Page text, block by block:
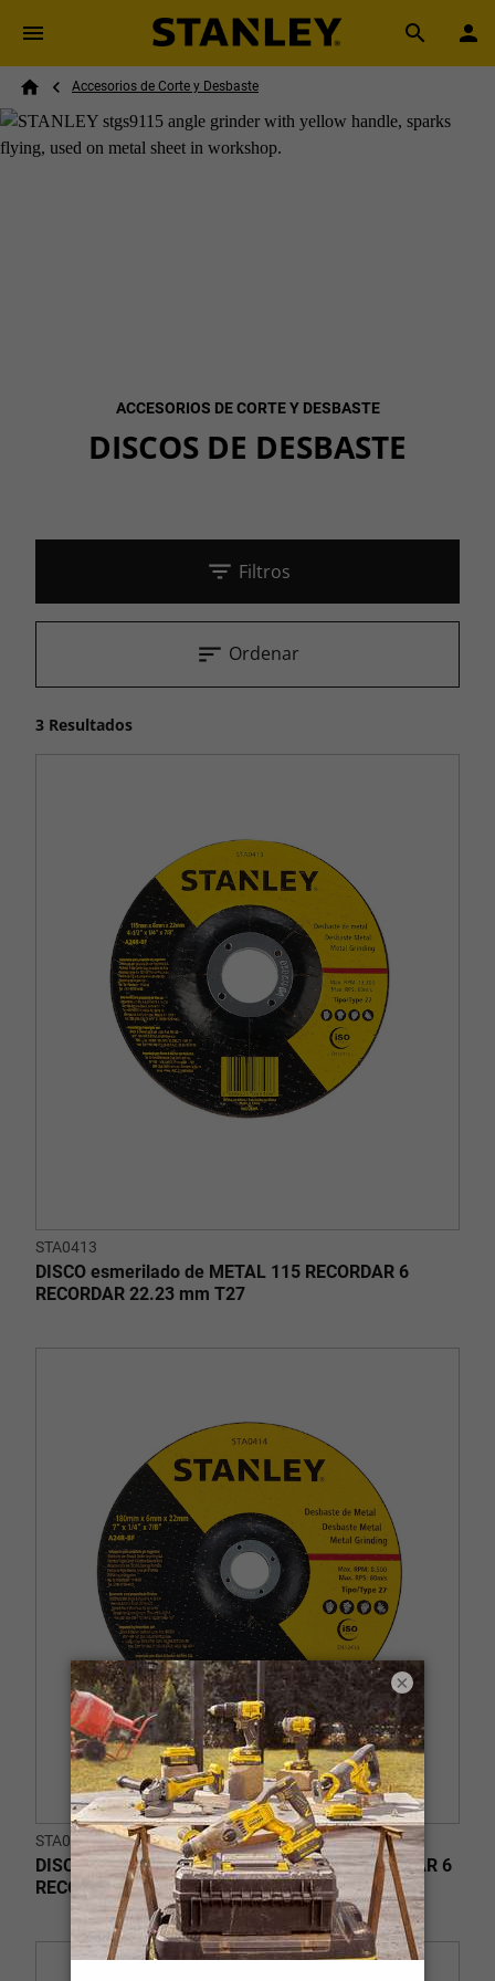
Skip to main content
Search
Breadcrumb
Accesorios de Corte y Desbaste
ACCESORIOS DE CORTE Y DESBASTE
DISCOS DE DESBASTE
Filtros
3 Resultados
Ordenar
STA0413
DISCO esmerilado de METAL 115 RECORDAR 6
RECORDAR 22.23 mm T27
STA0414
DISCO de ESMERILADO de METAL 180 RECORDAR 6
RECORDAR 22.23 mm T27
×